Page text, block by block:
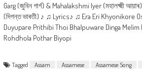
Garg (জুবিন গাৰ্গ) & Mahalakshmi Iyer (মহালক্ষ্মী
(দিগন্ত ভাৰতী) ♪ ♫ Lyrics♪ ♫ Era Eri Khyonikore
Duyupare Prithibi Thoi Bhalpuware Dinga
Rohdhola Pothar Biyopi
Tagged Assam Assamese Assamese Song